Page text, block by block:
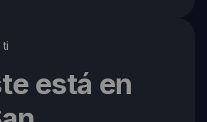
está en